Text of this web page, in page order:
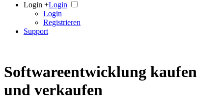
Login +Login
Login
Registrieren
Support
Softwareentwicklung kaufen
und verkaufen